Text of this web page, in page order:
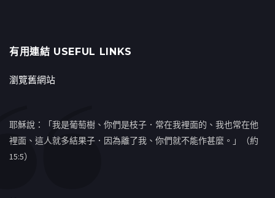
有用連結 USEFUL LINKS
瀏覽舊網站
耶穌說：「我是葡萄樹、你們是枝子．常在我裡面的、我也常在他
裡面、這人就多結果子．因為離了我、你們就不能作甚麼。」（約
15:5）